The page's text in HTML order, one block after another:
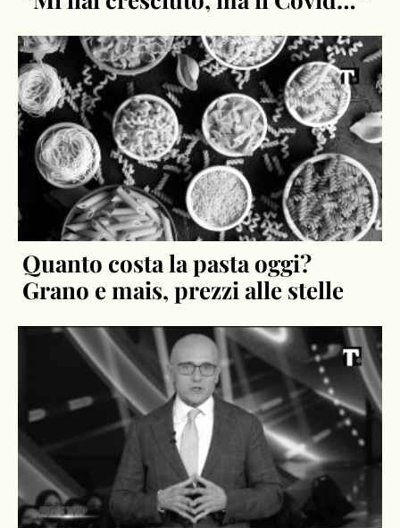
Quanto costa la pasta oggi?
Grano e mais, prezzi alle stelle